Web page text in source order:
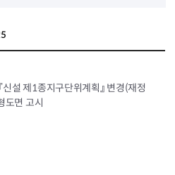
신설 제1종지구단위계획』 변경(재정
도면 고시